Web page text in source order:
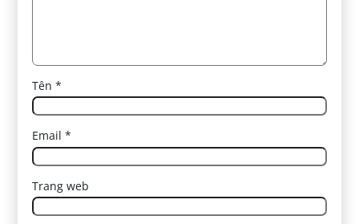
Tên*
Email*
Trang web